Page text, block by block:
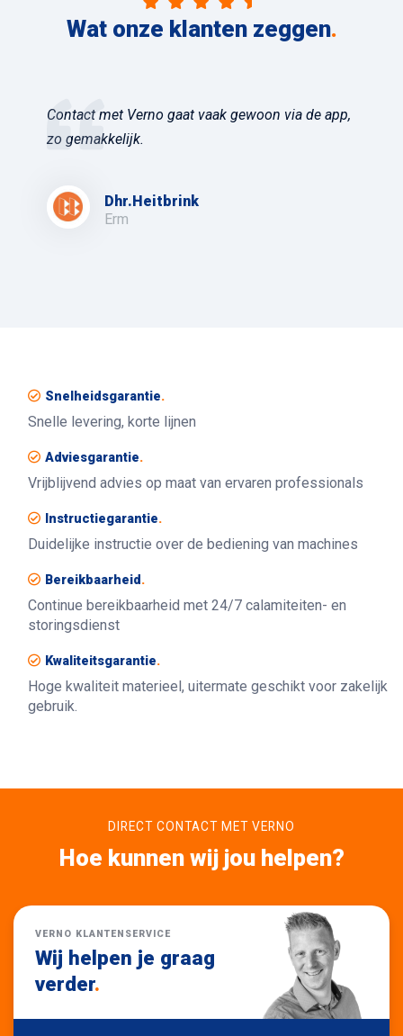
Wat onze klanten zeggen.
Contact met Verno gaat vaak gewoon via de app,
zo gemakkelijk.
Dhr.Heitbrink
Erm
Snelheidsgarantie.
Snelle levering, korte lijnen
Adviesgarantie.
Vrijblijvend advies op maat van ervaren professionals
Instructiegarantie.
Duidelijke instructie over de bediening van machines
Bereikbaarheid .
Continue bereikbaarheid met 24/7 calamiteiten- en
storingsdienst
Kwaliteitsgarantie.
Hoge kwaliteit materieel, uitermate geschikt voor zakelijk
gebruik.
DIRECT CONTACT MET VERNO
Hoe kunnen wij jou helpen?
VERNO KLANTENSERVICE
Wij helpen je graag
verder.